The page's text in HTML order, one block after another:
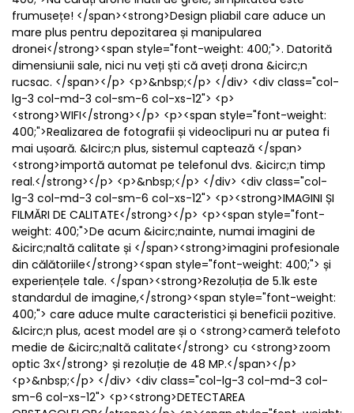
frumusețe! </span><strong>Design pliabil care aduce un
mare plus pentru depozitarea și manipularea
dronei</strong><span style="font-weight: 400;">. Datorită
dimensiunii sale, nici nu veți ști că aveți drona &icirc;n
rucsac. </span></p> <p>&nbsp;</p> </div> <div class="col-
lg-3 col-md-3 col-sm-6 col-xs-12"> <p>
<strong>WIFI</strong></p> <p><span style="font-weight:
400;">Realizarea de fotografii și videoclipuri nu ar putea fi
mai ușoară. &Icirc;n plus, sistemul captează </span>
<strong>importă automat pe telefonul dvs. &icirc;n timp
real.</strong></p> <p>&nbsp;</p> </div> <div class="col-
lg-3 col-md-3 col-sm-6 col-xs-12"> <p><strong>IMAGINI ȘI
FILMĂRI DE CALITATE</strong></p> <p><span style="font-
weight: 400;">De acum &icirc;nainte, numai imagini de
&icirc;naltă calitate și </span><strong>imagini profesionale
din călătoriile</strong><span style="font-weight: 400;"> și
experiențele tale. </span><strong>Rezoluția de 5.1k este
standardul de imagine,</strong><span style="font-weight:
400;"> care aduce multe caracteristici și beneficii pozitive.
&Icirc;n plus, acest model are și o <strong>cameră telefoto
medie de &icirc;naltă calitate</strong> cu <strong>zoom
optic 3x</strong> și rezoluție de 48 MP.</span></p>
<p>&nbsp;</p> </div> <div class="col-lg-3 col-md-3 col-
sm-6 col-xs-12"> <p><strong>DETECTAREA